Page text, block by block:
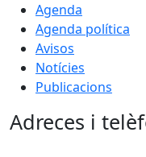
Agenda
Agenda política
Avisos
Notícies
Publicacions
Adreces i